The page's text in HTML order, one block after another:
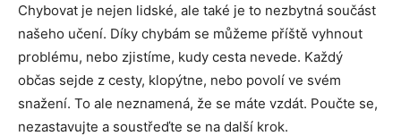
Chybovat je nejen lidské, ale také je to nezbytná součást
našeho učení. Díky chybám se můžeme příště vyhnout
problému, nebo zjistíme, kudy cesta nevede. Každý
občas sejde z cesty, klopýtne, nebo povolí ve svém
snažení. To ale neznamená, že se máte vzdát. Poučte se,
nezastavujte a soustřeďte se na další krok.